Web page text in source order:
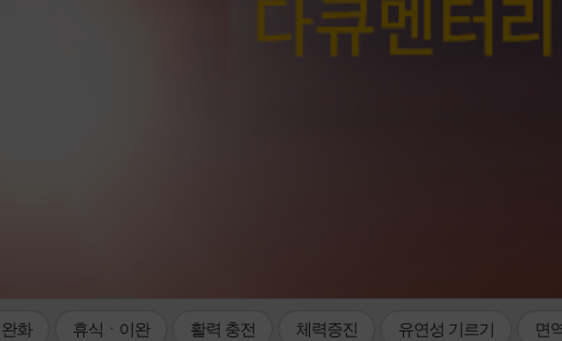
화 휴식ㆍ이완 활력 충전 체력증진 유연성 기르기 면